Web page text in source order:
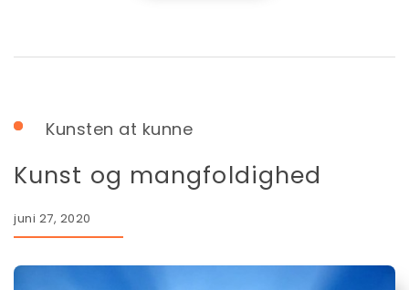
Kunsten at kunne
Kunst og mangfoldighed
juni 27, 2020